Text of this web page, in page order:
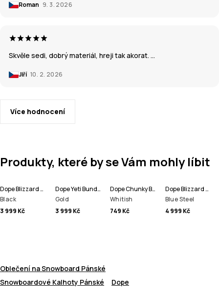
Roman 9. 3. 2026
Skvěle sedi, dobrý materiál, hreji tak akorat. …
Jiří 10. 2. 2026
Více hodnocení
Produkty, které by se Vám mohly líbit
Dope Blizzard Kalhoty na Snowboard Pánské
Black
3 999 Kč
Dope Yeti Bunda na Snowboard Pánské
Gold
3 999 Kč
Dope Chunky Beanie čepice
Whitish
749 Kč
Dope Blizzard Full Zip Bunda na Snowboard Pánské
Blue Steel
4 999 Kč
Oblečení na Snowboard Pánské
Snowboardové Kalhoty Pánské
Dope